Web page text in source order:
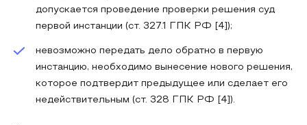
допускается проведение проверки решения суд
первой инстанции (ст. 327.1 ГПК РФ [4]);
невозможно передать дело обратно в первую
инстанцию, необходимо вынесение нового решения,
которое подтвердит предыдущее или сделает его
недействительным (ст. 328 ГПК РФ [4]).